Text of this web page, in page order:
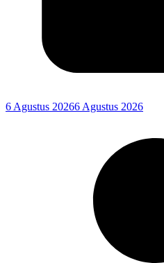
6 Agustus 20266 Agustus 2026